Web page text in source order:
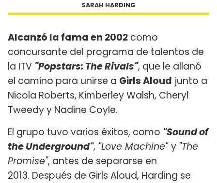
SARAH HARDING
Alcanzó la fama en 2002 como
concursante del programa de talentos de
la ITV "Popstars: The Rivals", que le allanó
el camino para unirse a Girls Aloud junto a
Nicola Roberts, Kimberley Walsh, Cheryl
Tweedy y Nadine Coyle.
El grupo tuvo varios éxitos, como "Sound of
the Underground", "Love Machine"y "The
Promise", antes de separarse en
2013. Después de Girls Aloud, Harding se